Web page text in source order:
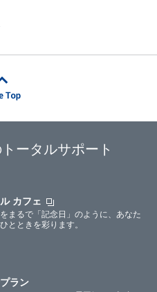
ータルサポート
カフェ
まるで「記念日」のように、あなた
とときを彩ります。
ラン